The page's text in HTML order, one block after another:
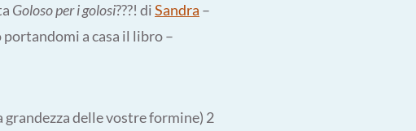
Goloso per i golosi???! diSandra –
a casa il libro –
grandezza delle vostre formine) 2